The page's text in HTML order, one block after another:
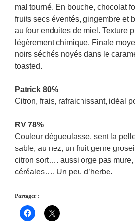
mal tourné. En bouche, chocolat
fruits secs éventés, gingembre et
au four enduites de miel. Texture
légèrement chimique. Finale
noirs séchés noyés dans le
toasted.
Patrick 80%
Citron, frais, rafraichissant, idéal
RV 78%
Couleur dégueulasse, sent la
sable; au nez, un fruit genre
citron sort…. aussi orge pas mure,
céréales…. Un peu d’herbe.
Partager :